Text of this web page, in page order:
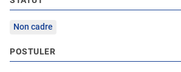
Non cadre
POSTULER